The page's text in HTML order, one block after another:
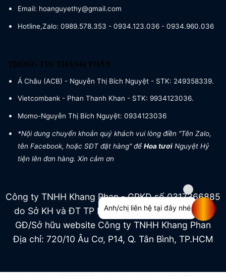
Email: hoanguyethy@gmail.com
Hotline,Zalo: 0989.578.353 - 0934.123.036 - 0934.960.036
THÔNG TIN THANH TOÁN
Á Châu (ACB) - Nguyễn Thị Bích Nguyệt - STK: 249358339.
Vietcombank - Phan Thanh Khan - STK: 9934123036.
Momo-Nguyễn Thị Bích Nguyệt: 0934123036
*Nội dung chuyển khoản quý khách vui lòng điền "Tên Zalo,
tên Facebook, hoặc SĐT đặt hàng" đểHoa tươi Nguyệt Hỷ
tiện lên đơn hàng. Xin cảm ơn
Công ty TNHH Khang Phan - GPKD số 0317366885
do Sở KH và ĐT TP HCM cấp ngày 04/07/2022
GĐ/Sở hữu website Công ty TNHH Khang Phan
Địa chỉ: 720/10 Âu Cơ, P14, Q. Tân Bình, TP.HCM
Anh/chị liên hệ tại đây nhé